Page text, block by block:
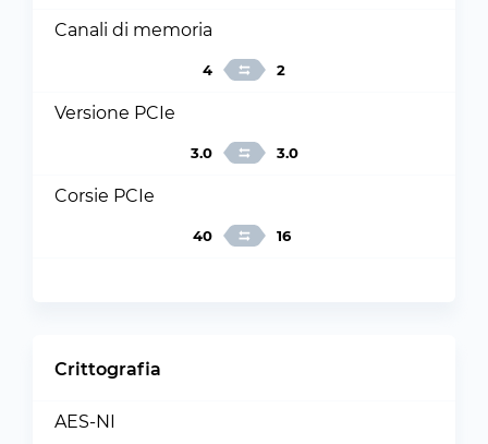
Canali di memoria
4 2
Versione PCIe
3.0 3.0
Corsie PCIe
40 16
Crittografia
AES-NI